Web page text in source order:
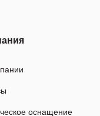
оснащение